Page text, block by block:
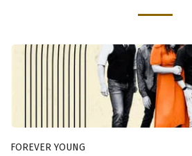
FOREVER YOUNG